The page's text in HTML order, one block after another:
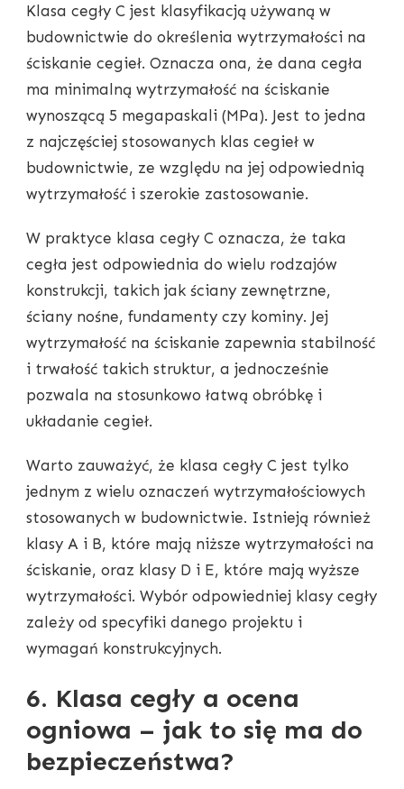
Klasa cegły C jest klasyfikacją używaną w
budownictwie do określenia wytrzymałości na
ściskanie cegieł. Oznacza ona, że dana cegła
ma minimalną wytrzymałość na ściskanie
wynoszącą 5 megapaskali (MPa). Jest to jedna
z najczęściej stosowanych klas cegieł w
budownictwie, ze względu na jej odpowiednią
wytrzymałość i szerokie zastosowanie.
W praktyce klasa cegły C oznacza, że taka
cegła jest odpowiednia do wielu rodzajów
konstrukcji, takich jak ściany zewnętrzne,
ściany nośne, fundamenty czy kominy. Jej
wytrzymałość na ściskanie zapewnia stabilność
i trwałość takich struktur, a jednocześnie
pozwala na stosunkowo łatwą obróbkę i
układanie cegieł.
Warto zauważyć, że klasa cegły C jest tylko
jednym z wielu oznaczeń wytrzymałościowych
stosowanych w budownictwie. Istnieją również
klasy A i B, które mają niższe wytrzymałości na
ściskanie, oraz klasy D i E, które mają wyższe
wytrzymałości. Wybór odpowiedniej klasy cegły
zależy od specyfiki danego projektu i
wymagań konstrukcyjnych.
6. Klasa cegły a ocena
ogniowa – jak to się ma do
bezpieczeństwa?